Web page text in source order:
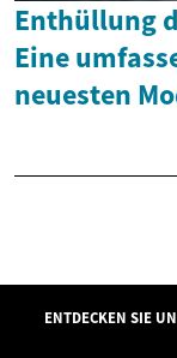
Enthüllung
Eine
neuesten
ENTDECKEN SIE